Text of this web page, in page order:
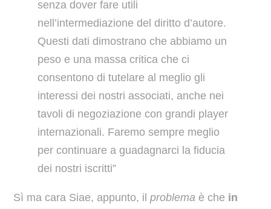
senza dover fare utili
nell’intermediazione del diritto d’autore.
Questi dati dimostrano che abbiamo un
peso e una massa critica che ci
consentono di tutelare al meglio gli
interessi dei nostri associati, anche nei
tavoli di negoziazione con grandi player
internazionali. Faremo sempre meglio
per continuare a guadagnarci la fiducia
dei nostri iscritti”
Sì ma cara Siae, appunto, il problemaè che in